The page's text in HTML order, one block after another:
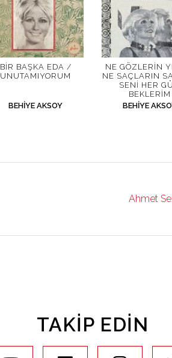
BIR BAŞKA EDA /
UNUTAMIYORUM
BEHIYE AKSOY
NE GÖZLERIN
NE SAÇLARIN
SENI HER
BEKLERIM
BEHIYE
Ahmet
TAKIP EDIN
youtube facebook